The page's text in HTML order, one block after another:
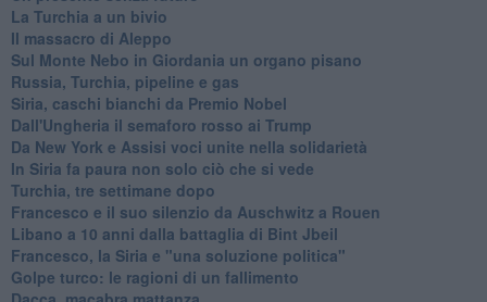
La Turchia a un bivio
Il massacro di Aleppo
Sul Monte Nebo in Giordania un organo pisano
Russia, Turchia, pipeline e gas
Siria, caschi bianchi da Premio Nobel
Dall'Ungheria il semaforo rosso ai Trump
Da New York e Assisi voci unite nella solidarietà
In Siria fa paura non solo ciò che si vede
Turchia, tre settimane dopo
Francesco e il suo silenzio da Auschwitz a Rouen
Libano a 10 anni dalla battaglia di Bint Jbeil
Francesco, la Siria e "una soluzione politica"
Golpe turco: le ragioni di un fallimento